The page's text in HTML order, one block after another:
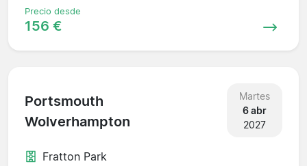
Precio desde
156 €
Portsmouth
Wolverhampton
Martes
6 abr
2027
Fratton Park